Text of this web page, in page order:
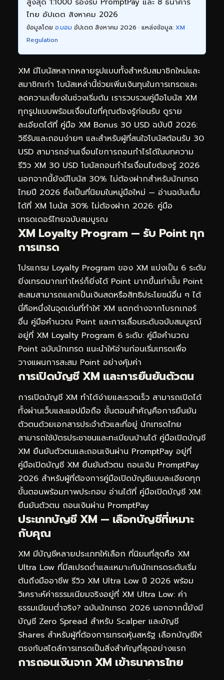
ไทย อัปเดต สิงหาคม 2026
ข้อมูลโดย อ.บอม อัปเดต สิงหาคม 2026 · แหล่งข้อมูล: XM
Regulation
XM มีโบนัสหลากหลายรูปแบบทั้งสำหรับสมาชิกใหม่และ
สมาชิกเก่า โบนัสเหล่านี้ช่วยเพิ่มเงินทุนในการเทรดและ
ลดความเสี่ยงในช่วงเริ่มต้น เรารวบรวมคู่มือโบนัส XM
ทุกรูปแบบพร้อมเงื่อนไขที่คุณต้องรู้ก่อนรับ ดูราย
ละเอียดได้ที่ คู่มือ XM Bonus 30 USD ฉบับปี 2026:
วิธีรับและถอนง่ายๆ และสำหรับผู้ที่สนใจโบนัสต้อนรับ 30
USD สามารถอ่านเงื่อนไขการถอนกำไรได้ในบทความ
รีวิว XM 30 USD โบนัสถอนกำไรเงื่อนไขต้องรู้ 2026
นอกจากนี้ยังมีโบนัส 30% ไม่ต้องฝากสำหรับนักเทรด
ไทยปี 2026 ซึ่งเป็นที่นิยมในหมู่มือใหม่ — อ่านฉบับเต็ม
ได้ที่ XM โบนัส 30% ไม่ต้องฝาก 2026: คู่มือ
เทรดเดอร์ไทยฉบับสมบูรณ
XM Loyalty Program — รับ Point ทุก
การเทรด
โปรแกรม Loyalty Program ของ XM แบ่งเป็น 6 ระดับ
ยิ่งเทรดมากเท่าไหร่ก็ยิ่งได้ Point มากขึ้นเท่านั้น Point
สะสมสามารถแลกเป็นเงินสดหรือสิทธิประโยชน์อื่น ๆ ได้
นี่คือหนึ่งในจุดเด่นที่ทำให้ XM แตกต่างจากโบรกเกอร์
อื่น คู่มือคำนวณ Point และการเลื่อนระดับฉบับสมบูรณ์
อยู่ที่ XM Loyalty Program 6 ระดับ: คู่มือคำนวณ
Point ฉบับนักเทรด แนะนำให้อ่านก่อนเริ่มเทรดเพื่อ
วางแผนการสะสม Point อย่างคุ้มค่า
การเปิดบัญชี XM และการยืนยันตัวตน
การเปิดบัญชี XM ทำได้ง่ายและรวดเร็ว สามารถเปิดได้
ทั้งผ่านเว็บและแอปมือถือ ขั้นตอนสำคัญคือการยืนยัน
ตัวตนด้วยเอกสารประจำตัวและที่อยู่ นักเทรดไทย
สามารถใช้บัตรประชาชนและทะเบียนบ้านได้ คู่มือเปิดบัญชี
XM ยืนยันตัวตนและถอนเงินผ่าน PromptPay อยู่ที่
คู่มือเปิดบัญชี XM ยืนยันตัวตน ถอนเงิน PromptPay
2026 สำหรับผู้ที่ต้องการคู่มือเปิดบัญชีแบบละเอียดทุก
ขั้นตอนพร้อมภาพประกอบ อ่านได้ที่ คู่มือเปิดบัญชี XM:
ยืนยันตัวตน ถอนเงินผ่าน PromptPay
ประเภทบัญชี XM — เลือกบัญชีที่เหมาะ
กับคุณ
XM มีบัญชีหลายประเภทให้เลือก ที่นิยมที่สุดคือ XM
Ultra Low ที่มีสเปรดต่ำและเหมาะกับนักเทรดระดับเริ่ม
ต้นถึงมืออาชีพ รีวิว XM Ultra Low ปี 2026 พร้อม
วิเคราะห์ค่าธรรมเนียมจริงอยู่ที่ XM Ultra Low: ค่า
ธรรมเนียมต่ำจริง? ฉบับนักเทรด 2026 นอกจากนี้ยังมี
บัญชี Zero Spread สำหรับ Scalper และบัญชี
Shares สำหรับผู้ที่ต้องการเทรดหุ้นสหรัฐ เลือกบัญชีให้
ตรงกับสไตล์การเทรดเป็นสิ่งสำคัญที่สุดอย่างแรก
การถอนเงินจาก XM เข้าธนาคารไทย